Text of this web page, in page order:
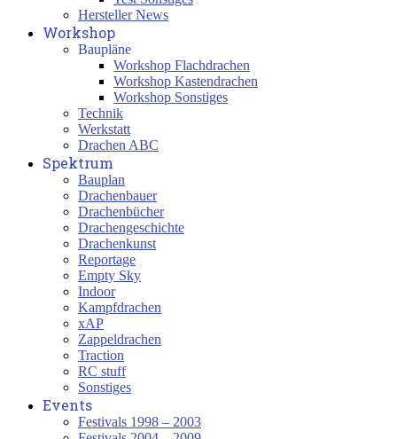
Hersteller News
Workshop
Baupläne
Workshop Flachdrachen
Workshop Kastendrachen
Workshop Sonstiges
Technik
Werkstatt
Drachen ABC
Spektrum
Bauplan
Drachenbauer
Drachenbücher
Drachengeschichte
Drachenkunst
Reportage
Empty Sky
Indoor
Kampfdrachen
xAP
Zappeldrachen
Traction
RC stuff
Sonstiges
Events
Festivals 1998 – 2003